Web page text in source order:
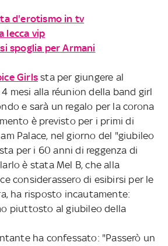
d'erotismo in tv
lecca vip
spoglia per Armani
Girls sta per giungere al
mesi alla réunion della band girl
e sarà un regalo per la corona
è previsto per i primi di
Palace, nel giorno del "giubileo
per i 60 anni di reggenza di
è stata Mel B, che alla
considerassero di esibirsi per le
ha risposto incautamente:
piuttosto al giubileo della
ha confessato: "Passerò un